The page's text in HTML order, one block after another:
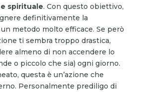
spirituale. Con questo obiettivo,
definitivamente la
metodo molto efficace. Se però
ti sembra troppo drastica,
almeno di non accendere lo
o piccolo che sia) ogni giorno.
questa è un’azione che
Personalmente prediligo di